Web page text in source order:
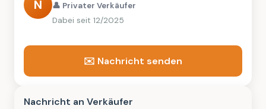
N
👤 Privater Verkäufer
Dabei seit 12/2025
✉️ Nachricht senden
Nachricht an Verkäufer